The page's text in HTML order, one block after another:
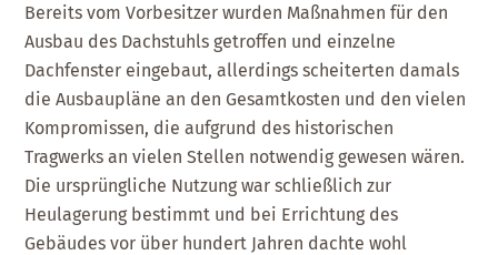
Bereits vom Vorbesitzer wurden Maßnahmen für den
Ausbau des Dachstuhls getroffen und einzelne
Dachfenster eingebaut, allerdings scheiterten damals
die Ausbaupläne an den Gesamtkosten und den vielen
Kompromissen, die aufgrund des historischen
Tragwerks an vielen Stellen notwendig gewesen wären.
Die ursprüngliche Nutzung war schließlich zur
Heulagerung bestimmt und bei Errichtung des
Gebäudes vor über hundert Jahren dachte wohl